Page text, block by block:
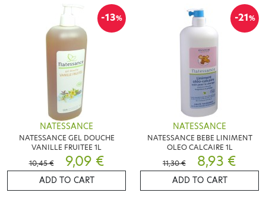
-13%
NATESSANCE
NATESSANCE GEL DOUCHE
VANILLE FRUITEE 1L
10,45 €
9,09 €
ADD TO CART
-21%
NATESSANCE
NATESSANCE BEBE LINIMENT
OLEO CALCAIRE 1L
11,30 €
8,93 €
ADD TO CART